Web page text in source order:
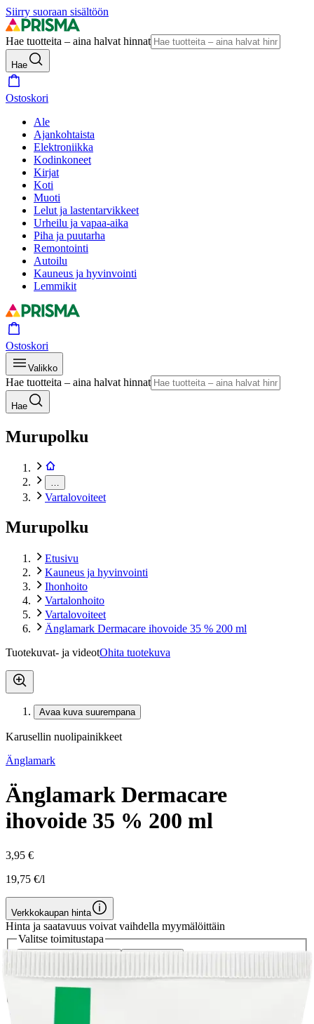
Siirry suoraan sisältöön
Hae tuotteita – aina halvat hinnat
Hae
Ostoskori
Ale
Ajankohtaista
Elektroniikka
Kodinkoneet
Kirjat
Koti
Muoti
Lelut ja lastentarvikkeet
Urheilu ja vapaa-aika
Piha ja puutarha
Remontointi
Autoilu
Kauneus ja hyvinvointi
Lemmikit
Ostoskori
Valikko
Hae tuotteita – aina halvat hinnat
Hae
Murupolku
Vartalovoiteet
Murupolku
Etusivu
Kauneus ja hyvinvointi
Ihonhoito
Vartalonhoito
Vartalovoiteet
Änglamark Dermacare ihovoide 35 % 200 ml
Tuotekuvat- ja videotOhita tuotekuva
Avaa kuva suurempana
Karusellin nuolipainikkeet
Änglamark
Änglamark Dermacare
ihovoide 35 % 200 ml
3,95 €
19,75 €/l
Verkkokaupan hinta
Hinta ja saatavuus voivat vaihdella myymälöittäin
Valitse toimitustapa
Ei saatavilla
Ei saatavilla